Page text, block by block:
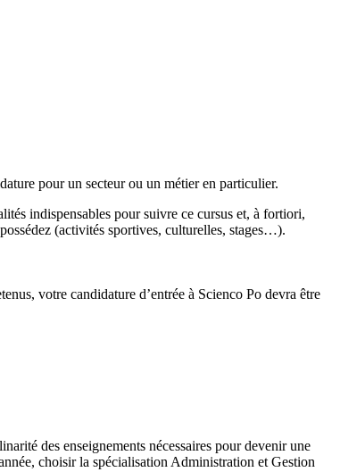
pour un secteur ou un métier en particulier.
indispensables pour suivre ce cursus et, à fortiori,
(activités sportives, culturelles, stages…).
votre candidature d’entrée à Scienco Po devra être
des enseignements nécessaires pour devenir une
choisir la spécialisation Administration et Gestion